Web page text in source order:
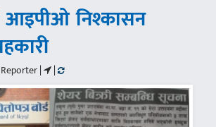
आइपीओ निश्कासन
| |